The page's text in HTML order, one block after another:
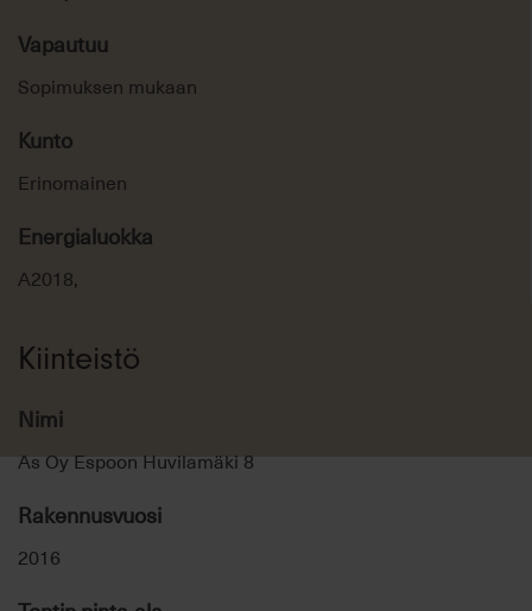
Vapautuu
Sopimuksen mukaan
Kunto
Erinomainen
Energialuokka
A2018,
Kiinteistö
Nimi
As Oy Espoon Huvilamäki 8
Rakennusvuosi
2016